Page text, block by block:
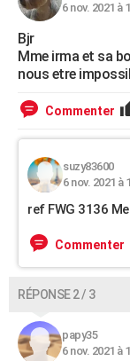
Dictionnaire
Biographies
Citations
Expressions
Proverbes
COPAINS D'AVANT
AVIS DE DÉCÈS
Bricolage
Lifestyle
Culture
Sport
Auto
Television
Voyage
Cinema
6 nov. 2021 à
Bjr
Mme irma et sa
nous etre
Commenter
suzy83600
6 nov. 2021 à
ref FWG 3136
Commenter
RÉPONSE 2 / 3
papy35
6 nov. 2021 à